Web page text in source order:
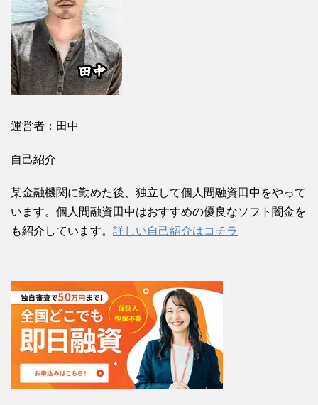
運営者：田中
自己紹介
某金融機関に勤めた後、独立して個人間融資田中をやって
います。個人間融資田中はおすすめの優良なソフト闇金を
も紹介しています。 詳しい自己紹介はコチラ